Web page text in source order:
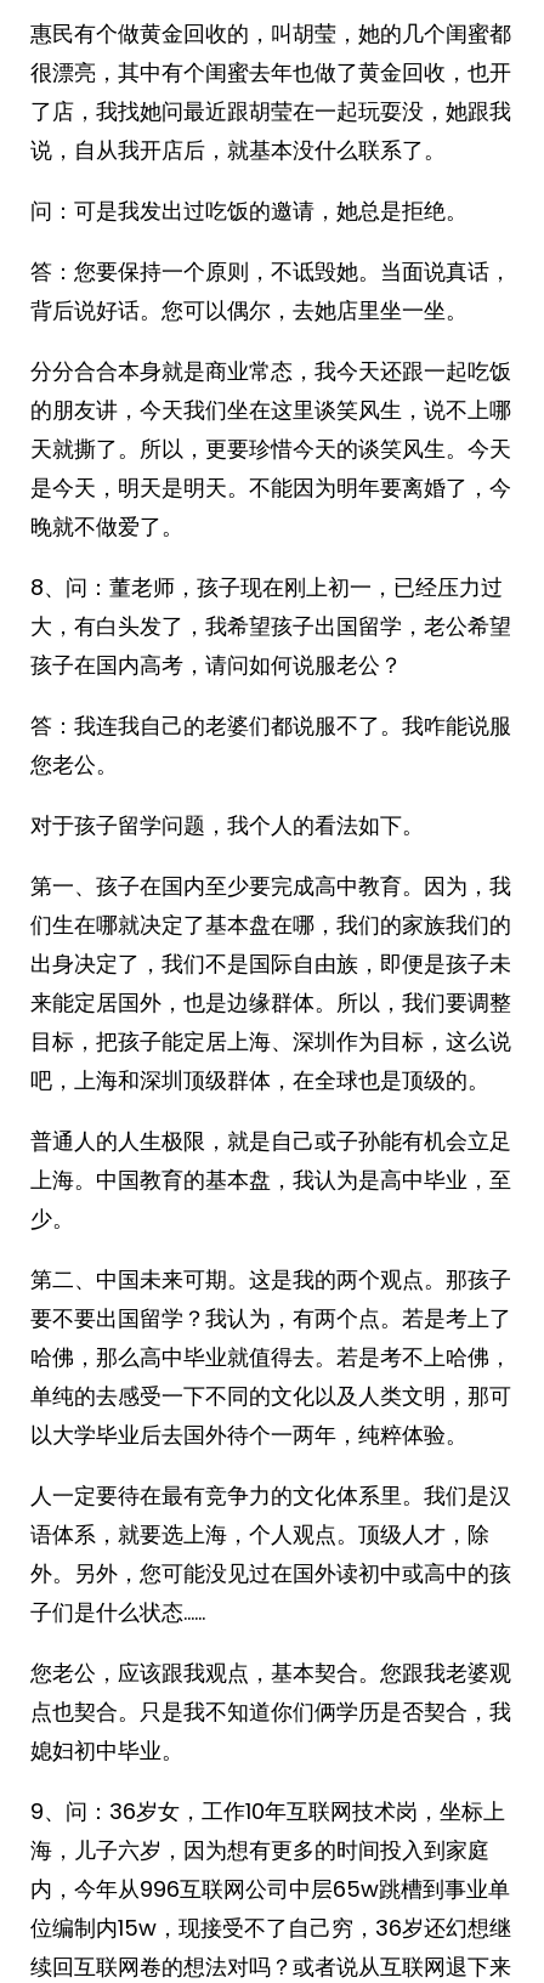
惠民有个做黄金回收的，叫胡莹，她的几个闺蜜都
很漂亮，其中有个闺蜜去年也做了黄金回收，也开
了店，我找她问最近跟胡莹在一起玩耍没，她跟我
说，自从我开店后，就基本没什么联系了。
问：可是我发出过吃饭的邀请，她总是拒绝。
答：您要保持一个原则，不诋毁她。当面说真话，
背后说好话。您可以偶尔，去她店里坐一坐。
分分合合本身就是商业常态，我今天还跟一起吃饭
的朋友讲，今天我们坐在这里谈笑风生，说不上哪
天就撕了。所以，更要珍惜今天的谈笑风生。今天
是今天，明天是明天。不能因为明年要离婚了，今
晚就不做爱了。
8、问：董老师，孩子现在刚上初一，已经压力过
大，有白头发了，我希望孩子出国留学，老公希望
孩子在国内高考，请问如何说服老公？
答：我连我自己的老婆们都说服不了。我咋能说服
您老公。
对于孩子留学问题，我个人的看法如下。
第一、孩子在国内至少要完成高中教育。因为，我
们生在哪就决定了基本盘在哪，我们的家族我们的
出身决定了，我们不是国际自由族，即便是孩子未
来能定居国外，也是边缘群体。所以，我们要调整
目标，把孩子能定居上海、深圳作为目标，这么说
吧，上海和深圳顶级群体，在全球也是顶级的。
普通人的人生极限，就是自己或子孙能有机会立足
上海。中国教育的基本盘，我认为是高中毕业，至
少。
第二、中国未来可期。这是我的两个观点。那孩子
要不要出国留学？我认为，有两个点。若是考上了
哈佛，那么高中毕业就值得去。若是考不上哈佛，
单纯的去感受一下不同的文化以及人类文明，那可
以大学毕业后去国外待个一两年，纯粹体验。
人一定要待在最有竞争力的文化体系里。我们是汉
语体系，就要选上海，个人观点。顶级人才，除
外。另外，您可能没见过在国外读初中或高中的孩
子们是什么状态……
您老公，应该跟我观点，基本契合。您跟我老婆观
点也契合。只是我不知道你们俩学历是否契合，我
媳妇初中毕业。
9、问：36岁女，工作10年互联网技术岗，坐标上
海，儿子六岁，因为想有更多的时间投入到家庭
内，今年从996互联网公司中层65w跳槽到事业单
位编制内15w，现接受不了自己穷，36岁还幻想继
续回互联网卷的想法对吗？或者说从互联网退下来